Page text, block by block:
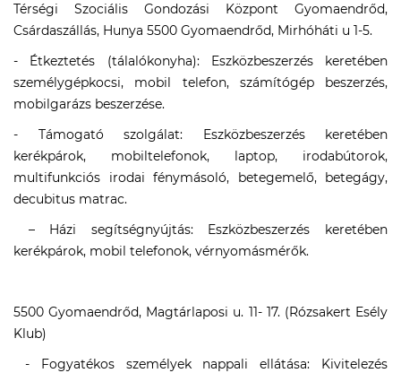
Térségi Szociális Gondozási Központ Gyomaendrőd,
Csárdaszállás, Hunya 5500 Gyomaendrőd, Mirhóháti u 1-5.
- Étkeztetés (tálalókonyha): Eszközbeszerzés keretében
személygépkocsi, mobil telefon, számítógép beszerzés,
mobilgarázs beszerzése.
- Támogató szolgálat: Eszközbeszerzés keretében
kerékpárok, mobiltelefonok, laptop, irodabútorok,
multifunkciós irodai fénymásoló, betegemelő, betegágy,
decubitus matrac.
– Házi segítségnyújtás: Eszközbeszerzés keretében
kerékpárok, mobil telefonok, vérnyomásmérők.
5500 Gyomaendrőd, Magtárlaposi u. 11- 17. (Rózsakert Esély
Klub)
- Fogyatékos személyek nappali ellátása: Kivitelezés